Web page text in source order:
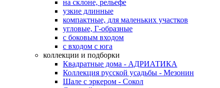
на склоне, рельефе
узкие длинные
компактные, для маленьких участков
угловые, Г-образные
с боковым входом
с входом с юга
коллекции и подборки
Квадратные дома - АДРИАТИКА
Коллекция русской усадьбы - Мезонин
Шале с эркером - Сокол